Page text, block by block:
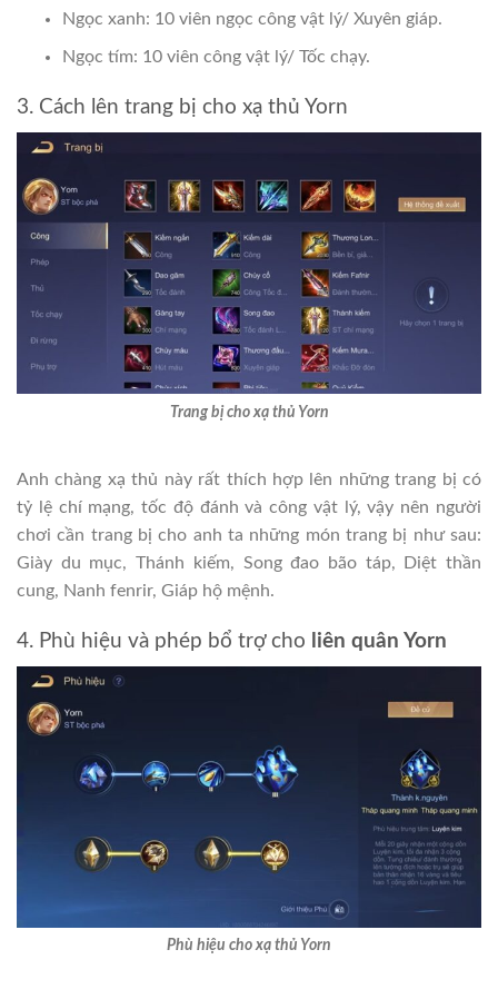
Ngọc xanh: 10 viên ngọc công vật lý/ Xuyên giáp.
Ngọc tím: 10 viên công vật lý/ Tốc chạy.
3. Cách lên trang bị cho xạ thủ Yorn
Trang bị cho xạ thủ Yorn
Anh chàng xạ thủ này rất thích hợp lên những trang bị có
tỷ lệ chí mạng, tốc độ đánh và công vật lý, vậy nên người
chơi cần trang bị cho anh ta những món trang bị như sau:
Giày du mục, Thánh kiếm, Song đao bão táp, Diệt thần
cung, Nanh fenrir, Giáp hộ mệnh.
4. Phù hiệu và phép bổ trợ cho liên quân Yorn
Phù hiệu cho xạ thủ Yorn